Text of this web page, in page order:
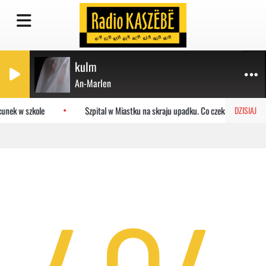
kulm
An-Marlen
DZISIAJ
w szkole Szpital w Miastku na skraju upadku. Co czeka placówkę?